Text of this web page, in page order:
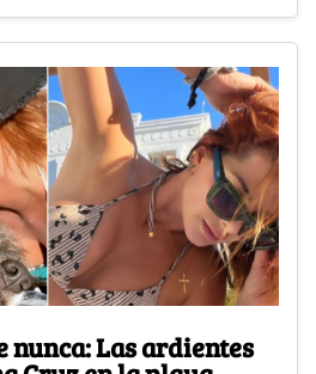
nunca: Las ardientes